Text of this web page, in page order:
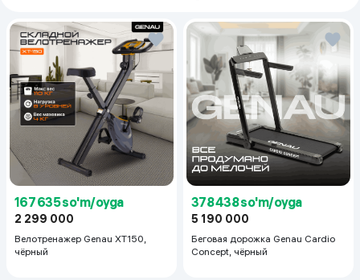
167 635 so'm/oyga
2 299 000
Велотренажер Genau XT150,
чёрный
378 438 so'm/oyga
5 190 000
Беговая дорожка Genau Cardio
Concept, чёрный